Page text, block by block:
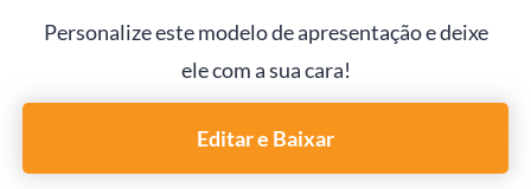
Personalize este modelo de apresentação e deixe
ele com a sua cara!
Editar e Baixar